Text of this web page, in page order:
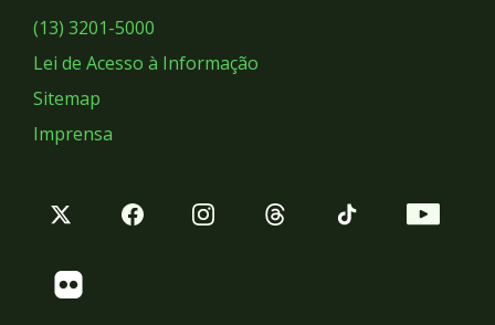
Sociais
(13) 3201-5000
Lei de Acesso à Informação
Sitemap
Imprensa